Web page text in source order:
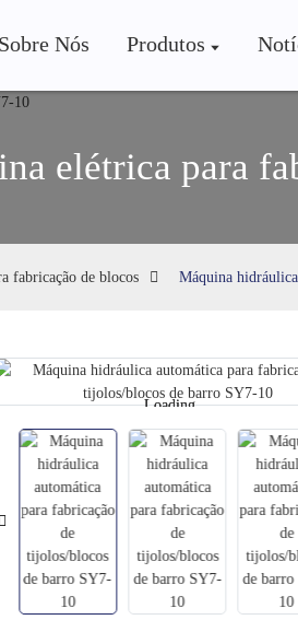
Sobre Nós Produtos
elétrica para
fabricação de blocos Máquina
Loading...
Loading...